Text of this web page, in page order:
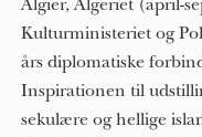
Algier, Algeriet (april-
Kulturministeriet og
års diplomatiske
Inspirationen til
sekulære og hellige